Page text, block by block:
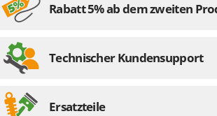
Rabatt 5% ab dem zweiten
Technischer Kundensupport
Ersatzteile